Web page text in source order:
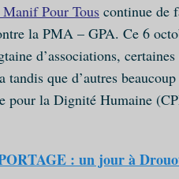
Pour Tous continue de
la PMA – GPA. Ce 6
d’associations,
que d’autres
pour la Dignité Humaine
: un jour à